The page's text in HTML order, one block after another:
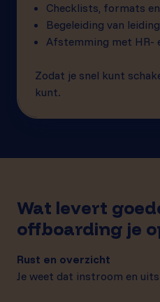
Checklists, formats
Begeleiding van
Afstemming met HR-
Zodat je snel kunt
kunt.
Wat levert
offboarding je
Rust en overzicht
Je weet dat instroom en